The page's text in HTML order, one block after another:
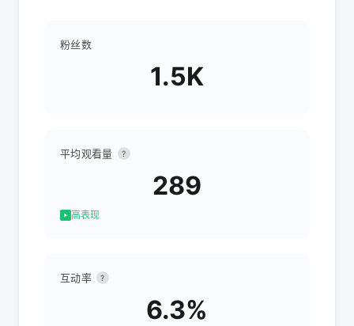
粉丝数
1.5K
平均观看量 ?
289
高表现
互动率 ?
6.3%